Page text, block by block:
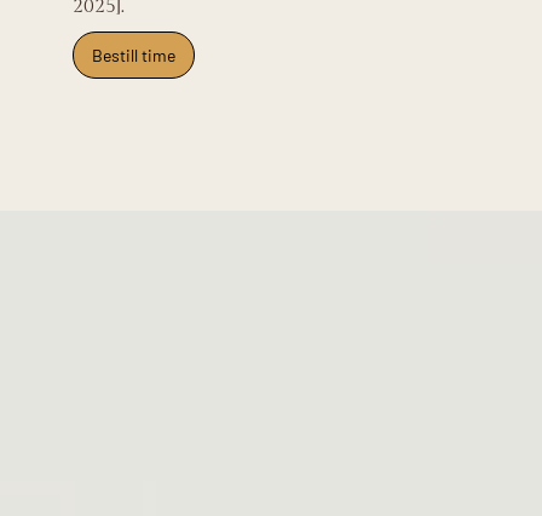
2025].
Bestill time